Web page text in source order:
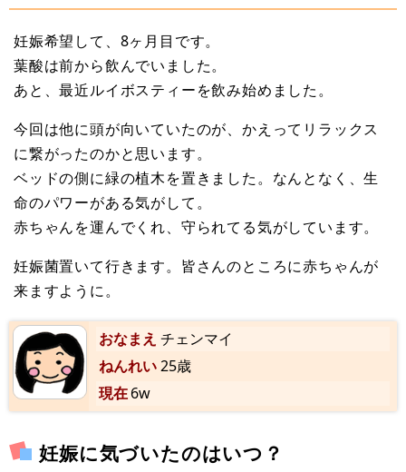
妊娠希望して、8ヶ月目です。
葉酸は前から飲んでいました。
あと、最近ルイボスティーを飲み始めました。
今回は他に頭が向いていたのが、かえってリラックス
に繋がったのかと思います。
ベッドの側に緑の植木を置きました。なんとなく、生
命のパワーがある気がして。
赤ちゃんを運んでくれ、守られてる気がしています。
妊娠菌置いて行きます。皆さんのところに赤ちゃんが
来ますように。
おなまえ チェンマイ
ねんれい25歳
現在6w
妊娠に気づいたのはいつ？